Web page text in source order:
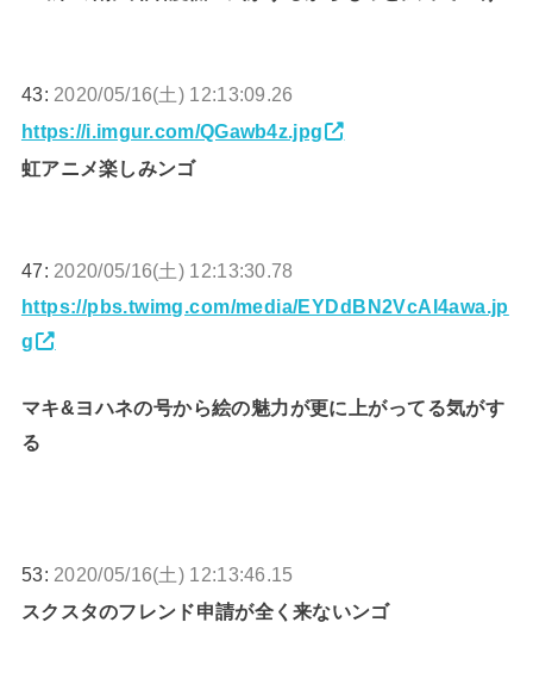
43: 2020/05/16(土) 12:13:09.26
https://i.imgur.com/QGawb4z.jpg
虹アニメ楽しみンゴ
47: 2020/05/16(土) 12:13:30.78
https://pbs.twimg.com/media/EYDdBN2VcAI4awa.jp
g
マキ&ヨハネの号から絵の魅力が更に上がってる気がす
る
53: 2020/05/16(土) 12:13:46.15
スクスタのフレンド申請が全く来ないンゴ